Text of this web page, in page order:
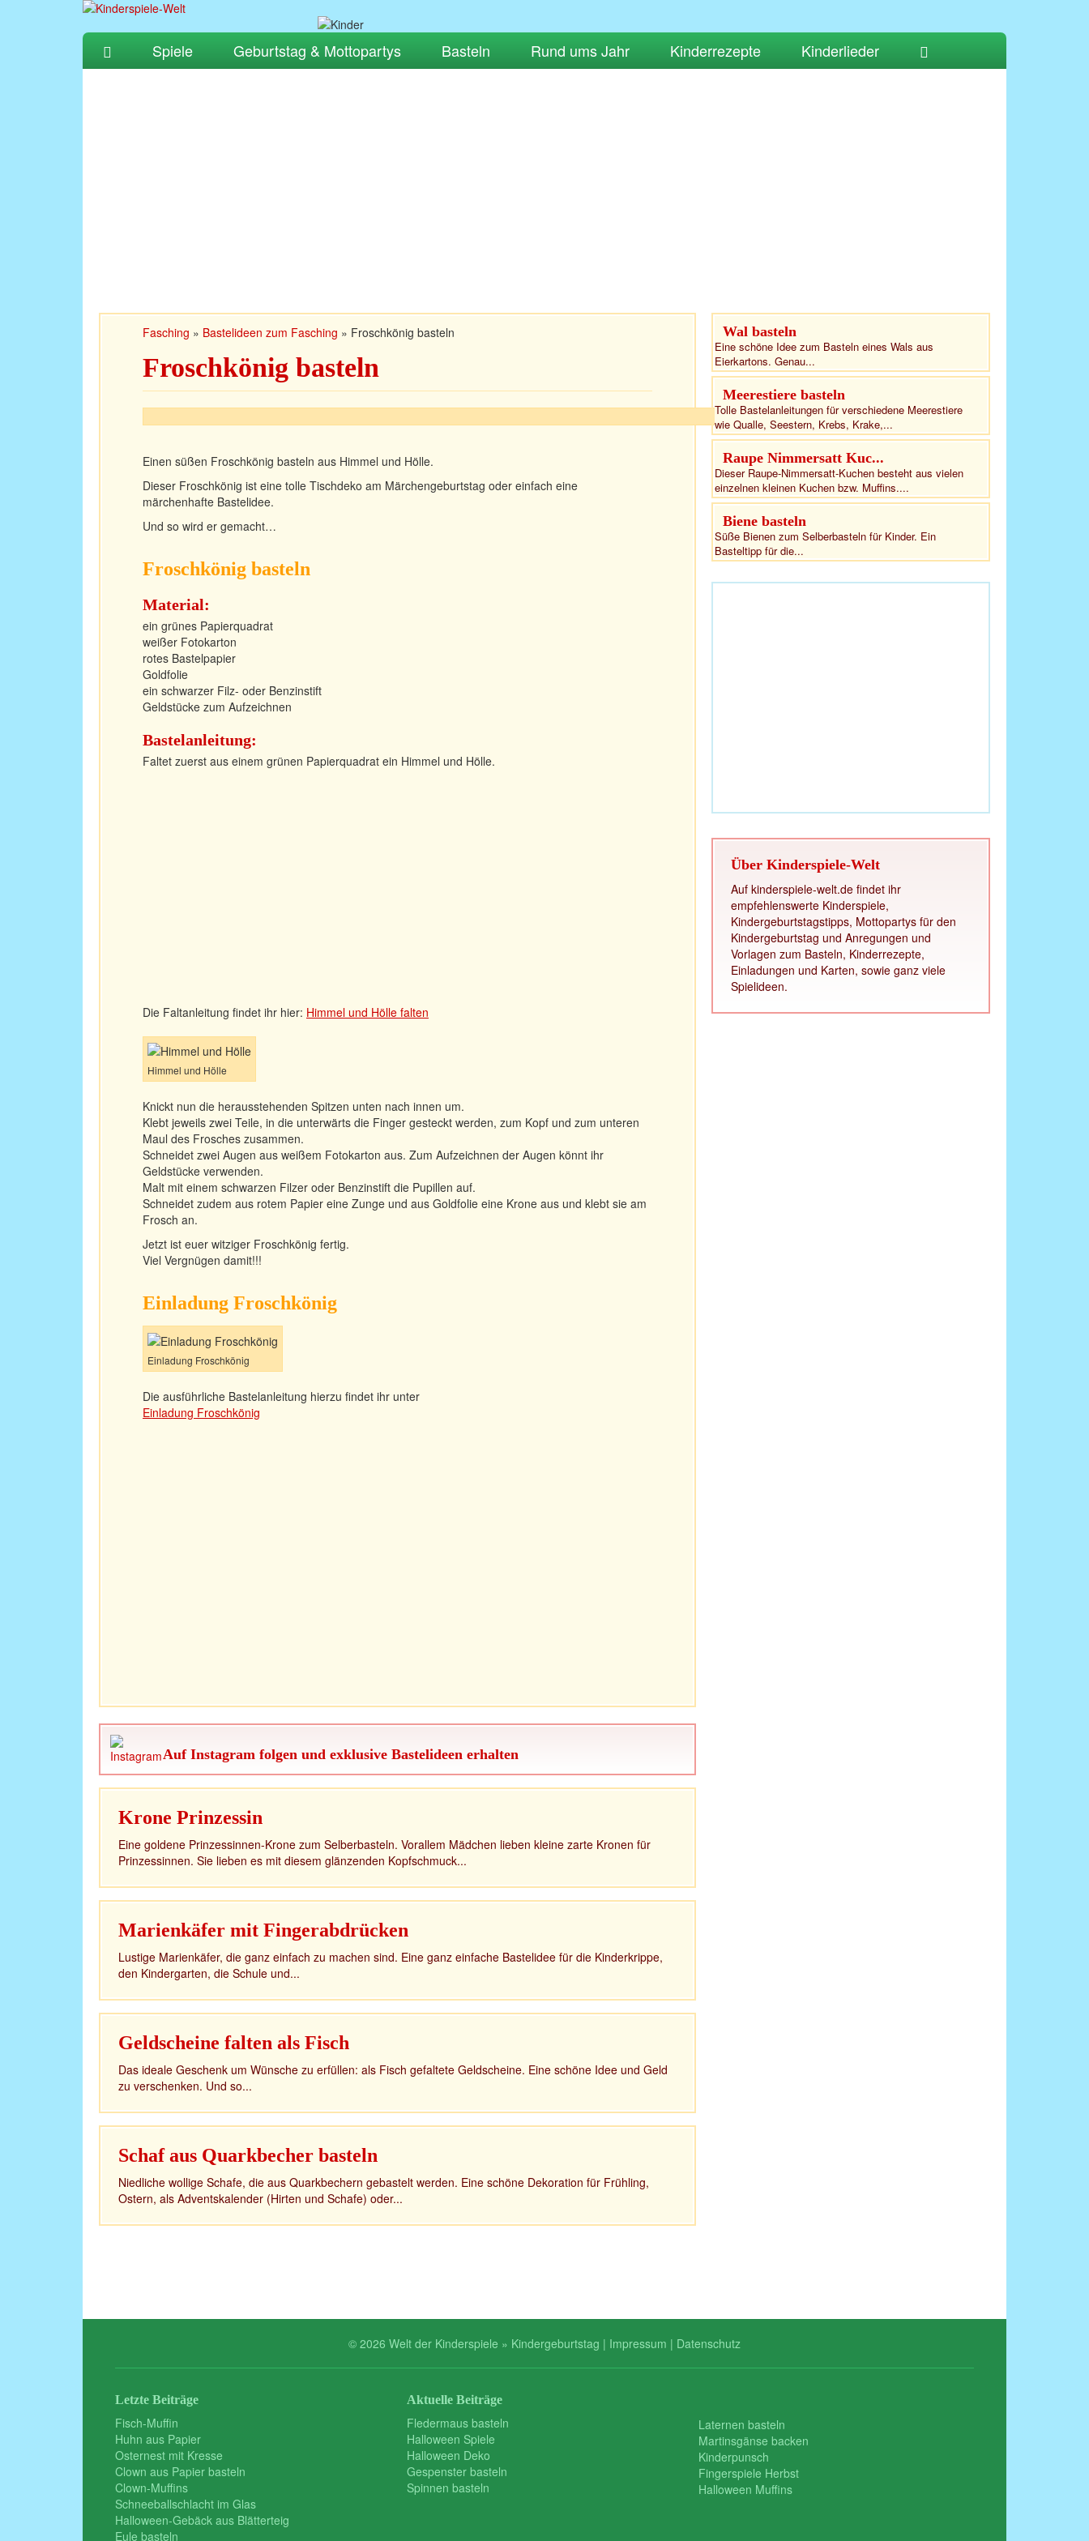
Spiele Geburtstag & Mottopartys Basteln Rund ums Jahr Kinderrezepte Kinderlieder
Fasching » Bastelideen zum Fasching » Froschkönig basteln
Froschkönig basteln
Einen süßen Froschkönig basteln aus Himmel und Hölle.
Dieser Froschkönig ist eine tolle Tischdeko am Märchengeburtstag oder einfach eine
märchenhafte Bastelidee.
Und so wird er gemacht…
Froschkönig basteln
Material:
ein grünes Papierquadrat
weißer Fotokarton
rotes Bastelpapier
Goldfolie
ein schwarzer Filz- oder Benzinstift
Geldstücke zum Aufzeichnen
Bastelanleitung:
Faltet zuerst aus einem grünen Papierquadrat ein Himmel und Hölle.
Die Faltanleitung findet ihr hier: Himmel und Hölle falten
Himmel und Hölle
Knickt nun die herausstehenden Spitzen unten nach innen um.
Klebt jeweils zwei Teile, in die unterwärts die Finger gesteckt werden, zum Kopf und zum unteren
Maul des Frosches zusammen.
Schneidet zwei Augen aus weißem Fotokarton aus. Zum Aufzeichnen der Augen könnt ihr
Geldstücke verwenden.
Malt mit einem schwarzen Filzer oder Benzinstift die Pupillen auf.
Schneidet zudem aus rotem Papier eine Zunge und aus Goldfolie eine Krone aus und klebt sie am
Frosch an.
Jetzt ist euer witziger Froschkönig fertig.
Viel Vergnügen damit!!!
Einladung Froschkönig
Einladung Froschkönig
Die ausführliche Bastelanleitung hierzu findet ihr unter
Einladung Froschkönig
Auf Instagram folgen und exklusive Bastelideen erhalten
Krone Prinzessin
Eine goldene Prinzessinnen-Krone zum Selberbasteln. Vorallem Mädchen lieben kleine zarte Kronen für
Prinzessinnen. Sie lieben es mit diesem glänzenden Kopfschmuck...
Marienkäfer mit Fingerabdrücken
Lustige Marienkäfer, die ganz einfach zu machen sind. Eine ganz einfache Bastelidee für die Kinderkrippe,
den Kindergarten, die Schule und...
Geldscheine falten als Fisch
Das ideale Geschenk um Wünsche zu erfüllen: als Fisch gefaltete Geldscheine. Eine schöne Idee und Geld
zu verschenken. Und so...
Schaf aus Quarkbecher basteln
Niedliche wollige Schafe, die aus Quarkbechern gebastelt werden. Eine schöne Dekoration für Frühling,
Ostern, als Adventskalender (Hirten und Schafe) oder...
Wal basteln
Eine schöne Idee zum Basteln eines Wals aus
Eierkartons. Genau...
Meerestiere basteln
Tolle Bastelanleitungen für verschiedene Meerestiere
wie Qualle, Seestern, Krebs, Krake,...
Raupe Nimmersatt Kuc...
Dieser Raupe-Nimmersatt-Kuchen besteht aus vielen
einzelnen kleinen Kuchen bzw. Muffins....
Biene basteln
Süße Bienen zum Selberbasteln für Kinder. Ein
Basteltipp für die...
Über Kinderspiele-Welt
Auf kinderspiele-welt.de findet ihr
empfehlenswerte Kinderspiele,
Kindergeburtstagstipps, Mottopartys für den
Kindergeburtstag und Anregungen und
Vorlagen zum Basteln, Kinderrezepte,
Einladungen und Karten, sowie ganz viele
Spielideen.
© 2026 Welt der Kinderspiele » Kindergeburtstag | Impressum | Datenschutz
Letzte Beiträge
Fisch-Muffin
Huhn aus Papier
Osternest mit Kresse
Clown aus Papier basteln
Clown-Muffins
Schneeballschlacht im Glas
Halloween-Gebäck aus Blätterteig
Eule basteln
Aktuelle Beiträge
Fledermaus basteln
Halloween Spiele
Halloween Deko
Gespenster basteln
Spinnen basteln
Laternen basteln
Martinsgänse backen
Kinderpunsch
Fingerspiele Herbst
Halloween Muffins